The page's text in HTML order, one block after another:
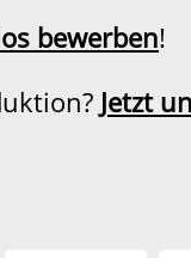
bewerben!
Jetzt